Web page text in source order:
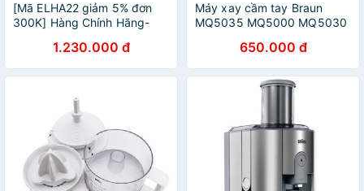
[Mã ELHA22 giảm 5% đơn
300K] Hàng Chính Hãng-
MQ5200 1000W
1.230.000 đ
Máy xay cầm tay Braun
MQ5035 MQ5000 MQ5030
650.000 đ